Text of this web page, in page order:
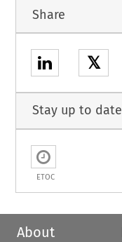
Share
𝕏
Stay up to date
ETOC
About